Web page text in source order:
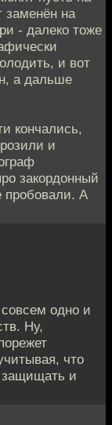
заменён на
- далеко тоже
и вот
а дальше
кончались,
и
закордонный
пробовали. А
одно и
Ну,
что
и